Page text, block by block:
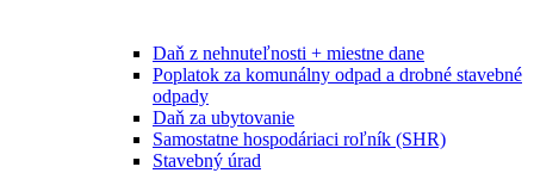
Daň z nehnuteľnosti + miestne dane
Poplatok za komunálny odpad a drobné stavebné
odpady
Daň za ubytovanie
Samostatne hospodáriaci roľník (SHR)
Stavebný úrad